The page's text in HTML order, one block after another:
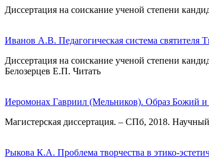
Диссертация на соискание ученой степени
Иванов А.В. Педагогическая система святителя
Диссертация на соискание ученой степени
Белозерцев Е.П. Читать
Иеромонах Гавриил (Мельников). Образ Божий и
Магистерская диссертация. – СПб, 2018.
Рыкова К.А. Проблема творчества в этико-